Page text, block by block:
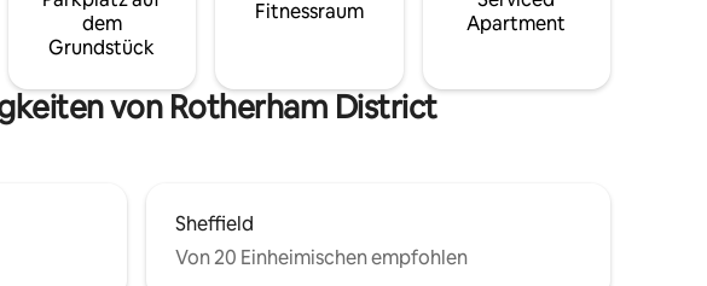
dem
Grundstück
Fitnessraum
Apartment
von Rotherham District
Sheffield
Von 20 Einheimischen empfohlen